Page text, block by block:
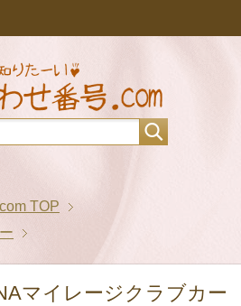
TOP
マイレージクラブカー